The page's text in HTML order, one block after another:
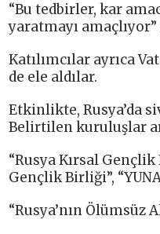
“Bu tedbirler, kar
yaratmayı amaçlıyor”
Katılımcılar ayrıca
de ele aldılar.
Etkinlikte, Rusya’da
Belirtilen kuruluşlar
“Rusya Kırsal
Gençlik Birliği”,
“Rusya’nın Ölümsüz